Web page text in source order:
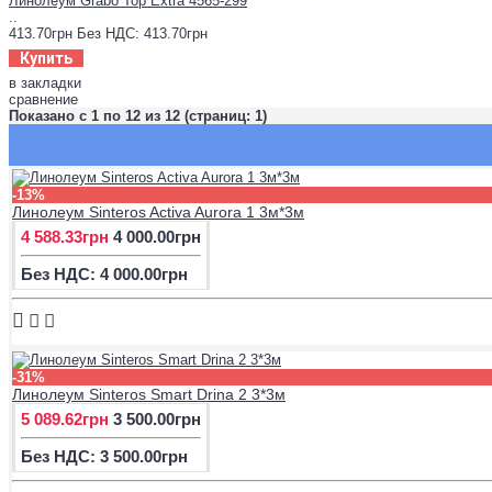
..
413.70грн Без НДС: 413.70грн
Купить
в закладки
сравнение
Показано с 1 по 12 из 12 (страниц: 1)
-13%
Линолеум Sinteros Activa Aurora 1 3м*3м
4 588.33грн 4 000.00грн
Без НДС: 4 000.00грн
-31%
Линолеум Sinteros Smart Drina 2 3*3м
5 089.62грн 3 500.00грн
Без НДС: 3 500.00грн